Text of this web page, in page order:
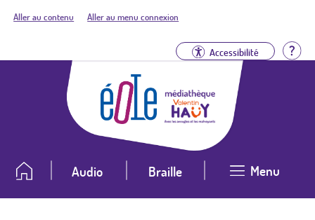
Aller au contenu Aller au menu connexion
Accessibilité
Audio Braille Menu